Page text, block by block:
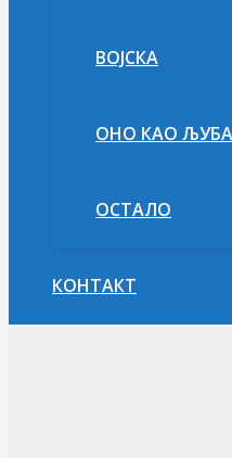
ВОЈСКА
ОНО КАО
ОСТАЛО
КОНТАКТ